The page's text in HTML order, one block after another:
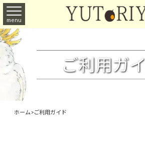
menu
ご利用ガ
ホーム>ご利用ガイド